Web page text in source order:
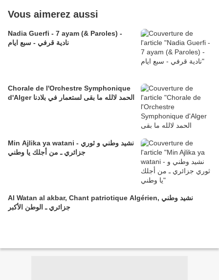
Vous aimerez aussi
Nadia Guerfi - 7 ayam (& Paroles) -
نادية قرفي - سبع ايام
Chorale de l'Orchestre Symphonique
d'Alger الحمد لالله ما بقى لستعمار في بلادنا
Min Ajlika ya watani - نشيد وطني و ثوري
جزائري ـ من أجلك يا وطني
Al Watan al akbar, Chant patriotique Algérien, نشيد وطني
جزائري ـ الوطن الأكبر